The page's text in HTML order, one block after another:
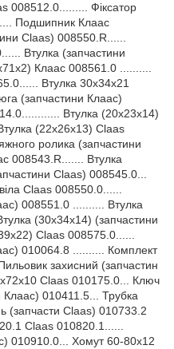
008512.0......... Фіксатор
Подшипник Клаас
Claas) 008550.R......
Втулка (запчастини
Клаас 008561.0 ..........
Втулка 30x34x21
(запчастини Клаас)
Втулка (20х23х14)
(22х26х13) Claas
ролика (запчастини
008543.R....... Втулка
Claas) 008545.0...
Claas 008550.0......
008551.0 .......... Втулка
(30х34х14) (запчастини
Claas 008575.0......
010064.8 .......... Комплект
захисний (запчастин
Claas 010175.0... Ключ
010411.5... Трубка
(запчасти Claas) 010733.2
Claas 010820.1......
010910.0... Хомут 60-80х12